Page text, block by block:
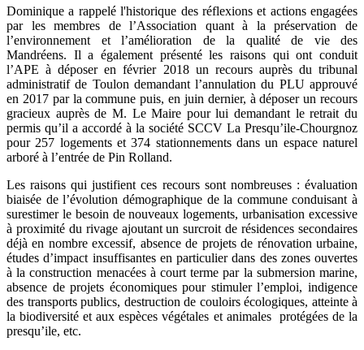
Dominique a rappelé l'historique des réflexions et actions engagées
par les membres de l’Association quant à la préservation de
l’environnement et l’amélioration de la qualité de vie des
Mandréens. Il a également présenté les raisons qui ont conduit
l’APE à déposer en février 2018 un recours auprès du tribunal
administratif de Toulon demandant l’annulation du PLU approuvé
en 2017 par la commune puis, en juin dernier, à déposer un recours
gracieux auprès de M. Le Maire pour lui demandant le retrait du
permis qu’il a accordé à la société SCCV La Presqu’ile-Chourgnoz
pour 257 logements et 374 stationnements dans un espace naturel
arboré à l’entrée de Pin Rolland.
Les raisons qui justifient ces recours sont nombreuses : évaluation
biaisée de l’évolution démographique de la commune conduisant à
surestimer le besoin de nouveaux logements, urbanisation excessive
à proximité du rivage ajoutant un surcroit de résidences secondaires
déjà en nombre excessif, absence de projets de rénovation urbaine,
études d’impact insuffisantes en particulier dans des zones ouvertes
à la construction menacées à court terme par la submersion marine,
absence de projets économiques pour stimuler l’emploi, indigence
des transports publics, destruction de couloirs écologiques, atteinte à
la biodiversité et aux espèces végétales et animales protégées de la
presqu’ile, etc.